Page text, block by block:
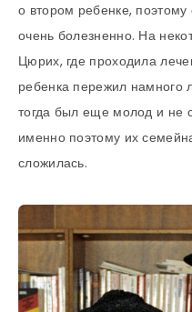
о втором ребенке,
очень болезненно. На
Цюрих, где проходила
ребенка пережил намного
тогда был еще молод и не
именно поэтому их
сложилась.